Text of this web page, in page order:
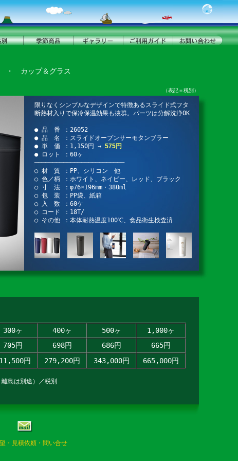
・ カップ＆グラス
（表記＝税別）
限りなくシンプルなデザインで特徴あるスライド式フタ
断熱材入りで保冷保温効果も抜群。パーツは分解洗浄OK
● 品 番 ：26052
● 品 名 ：スライドオープンサーモタンブラー
● 単 価 ：1,150円 → 575円
● ロット ：60ヶ
─────────────────────────
○ 材 質 ：PP、シリコン 他
○ 色／柄 ：ホワイト、ネイビー、レッド、ブラック
○ 寸 法 ：φ76×196mm・380ml
○ 包 装 ：PP袋、紙箱
○ 入 数 ：60ケ
○ コード ：18T/
○ その他 ：本体耐熱温度100℃、食品衛生検査済
300ヶ 400ヶ 500ヶ
1,000ヶ
705円 698円 686円
665円
円 279,200円 343,000円 665,000円
島は別途）／税別
・見積依頼・問い合せ